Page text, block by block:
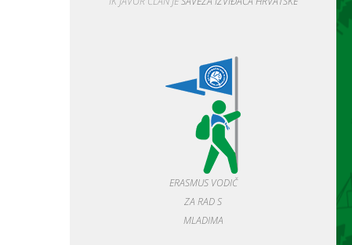
ERASMUS VODIČ
ZA RAD S
MLADIMA